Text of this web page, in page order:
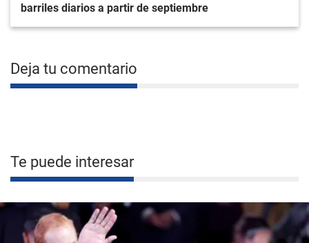
barriles diarios a partir de septiembre
Deja tu comentario
Te puede interesar